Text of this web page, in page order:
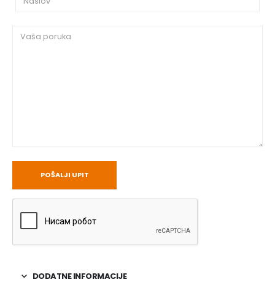
DODATNE INFORMACIJE